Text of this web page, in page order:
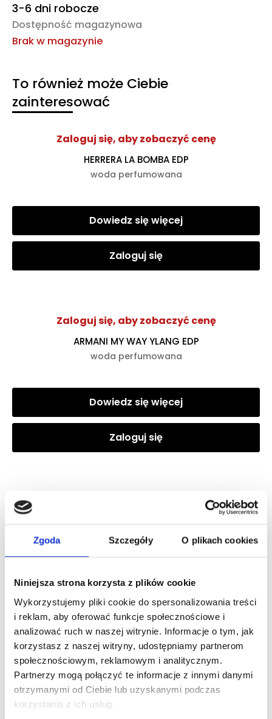
Zgoda Szczegóły O plikach cookies
Niniejsza strona korzysta z plików cookie
Wykorzystujemy pliki cookie do spersonalizowania treści
i reklam, aby oferować funkcje społecznościowe i
analizować ruch w naszej witrynie. Informacje o tym, jak
korzystasz z naszej witryny, udostępniamy partnerom
społecznościowym, reklamowym i analitycznym.
Partnerzy mogą połączyć te informacje z innymi danymi
otrzymanymi od Ciebie lub uzyskanymi podczas
korzystania z ich usług.
3-6 dni robocze
Dostępność magazynowa
Brak w magazynie
To również może Ciebie
zainteresować
Zaloguj się, aby zobaczyć cenę
HERRERA LA BOMBA EDP
woda perfumowana
Dowiedz się więcej
Zaloguj się
Zaloguj się, aby zobaczyć cenę
ARMANI MY WAY YLANG EDP
woda perfumowana
Dowiedz się więcej
Zaloguj się
Zaloguj się, aby zobaczyć cenę
DOLCE&GABBANA DEVOTION POUR HOMME EDP
woda perfumowana
Zaloguj się
Dlaczego warto?
Oryginalny produkt z autoryzowanej
dystrybucji